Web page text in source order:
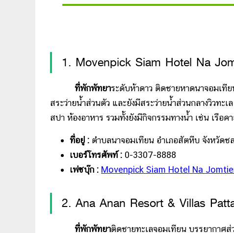
1. Movenpick Siam Hotel Na
ที่พักพัทยาระดับห้าดาว ติดชายหาดนาจอมเที
สระว่ายน้ำส่วนตัว และยังมีสระว่ายน้ำส่วนกลางวิวท
สปา ห้องอาหาร รวมทั้งยังมีกิจกรรมทางน้ำ เช่น เรือ
ที่อยู่ : ตำบลนาจอมเทียน อำเภอสัตหีบ จังหวัดช
เบอร์โทรศัพท์ : 0-3307-8888
เฟซบุ๊ก : Movenpick Siam Hotel Na
2. Ana Anan Resort & Villas
ที่พักพัทยาติดชายทะเลจอมเทียน บรรยากาศ